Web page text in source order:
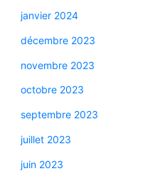
janvier 2024
décembre 2023
novembre 2023
octobre 2023
septembre 2023
juillet 2023
juin 2023